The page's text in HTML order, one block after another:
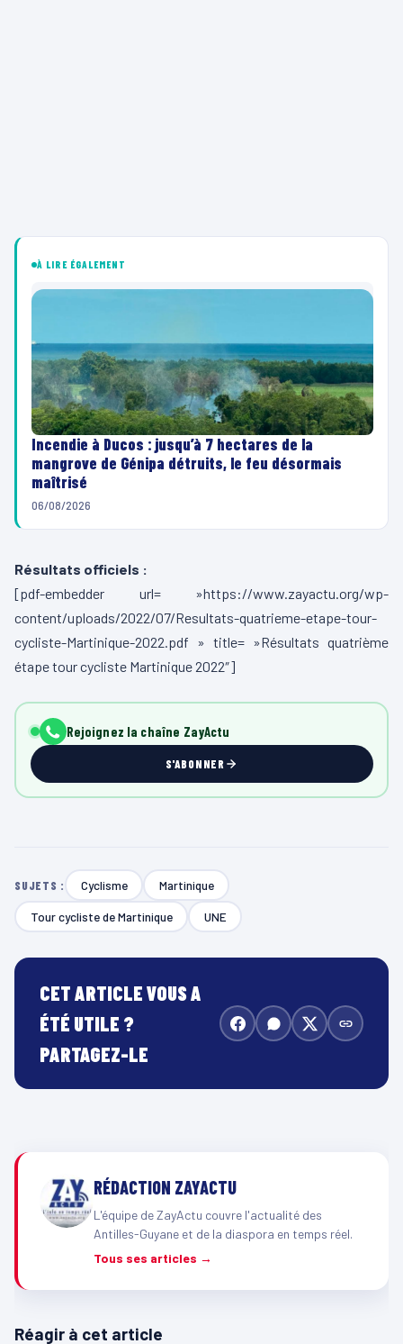
À LIRE ÉGALEMENT
Incendie à Ducos : jusqu’à 7 hectares de la
mangrove de Génipa détruits, le feu désormais
maîtrisé
06/08/2026
Résultats officiels :
[pdf-embedder url= »https://www.zayactu.org/wp-
content/uploads/2022/07/Resultats-quatrieme-etape-tour-
cycliste-Martinique-2022.pdf » title= »Résultats quatrième
étape tour cycliste Martinique 2022″]
Rejoignez la chaîne ZayActu
S'ABONNER
SUJETS : Cyclisme Martinique
Tour cycliste de Martinique UNE
CET ARTICLE VOUS A
ÉTÉ UTILE ?
PARTAGEZ-LE
RÉDACTION ZAYACTU
L'équipe de ZayActu couvre l'actualité des
Antilles-Guyane et de la diaspora en temps réel.
Tous ses articles →
Réagir à cet article